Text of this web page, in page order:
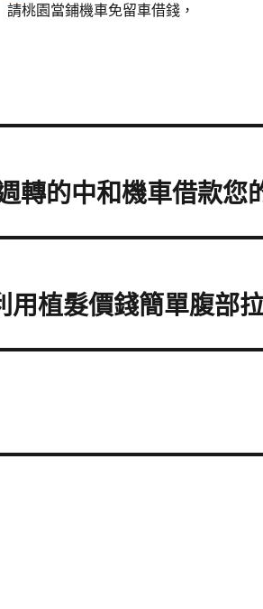
請桃園當鋪機車免留車借錢，
轉的中和機車借款您
植髮價錢簡單腹部